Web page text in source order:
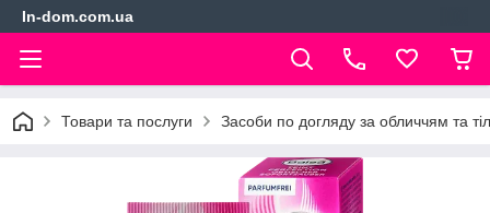
In-dom.com.ua
Товари та послуги Засоби по догляду за обличчям та